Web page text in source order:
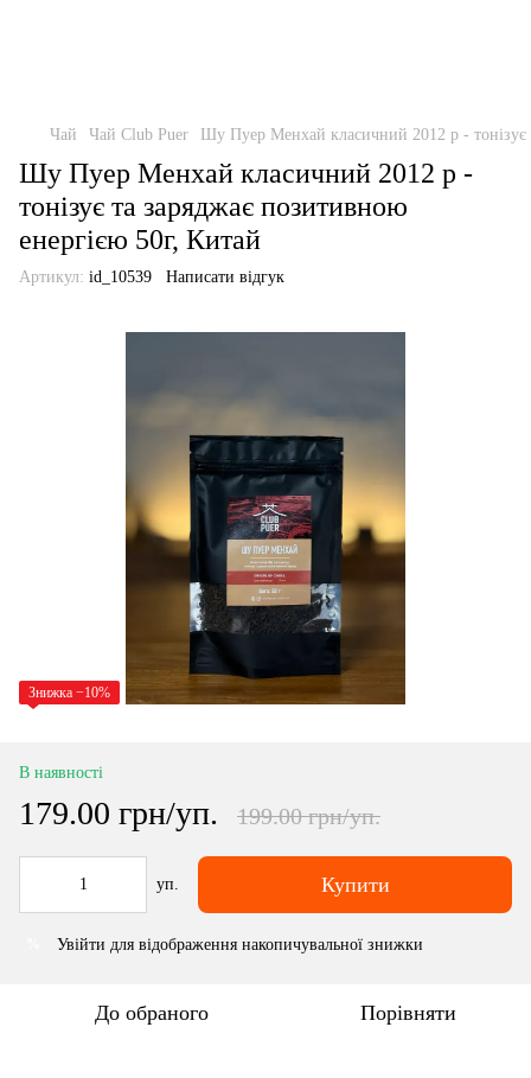
Чай Чай Club Puer Шу Пуер Менхай класичний 2012 р - тонізує
Шу Пуер Менхай класичний 2012 р -
тонізує та заряджає позитивною
енергією 50г, Китай
Артикул: id_10539 Написати відгук
Знижка −10%
В наявності
179.00 грн/уп. 199.00 грн/уп.
уп. Купити
Увійти для відображення накопичувальної знижки
До обраного Порівняти